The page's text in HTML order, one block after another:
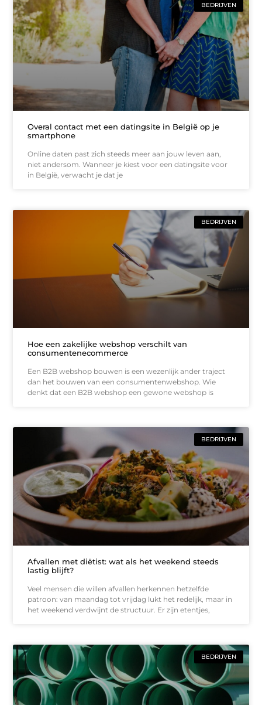
BEDRIJVEN
Overal contact met een datingsite in België op je
smartphone
Online daten past zich steeds meer aan jouw leven aan,
niet andersom. Wanneer je kiest voor een datingsite voor
in België, verwacht je dat je
BEDRIJVEN
Hoe een zakelijke webshop verschilt van
consumentenecommerce
Een B2B webshop bouwen is een wezenlijk ander traject
dan het bouwen van een consumentenwebshop. Wie
denkt dat een B2B webshop een gewone webshop is
BEDRIJVEN
Afvallen met diëtist: wat als het weekend steeds
lastig blijft?
Veel mensen die willen afvallen herkennen hetzelfde
patroon: van maandag tot vrijdag lukt het redelijk, maar in
het weekend verdwijnt de structuur. Er zijn etentjes,
BEDRIJVEN